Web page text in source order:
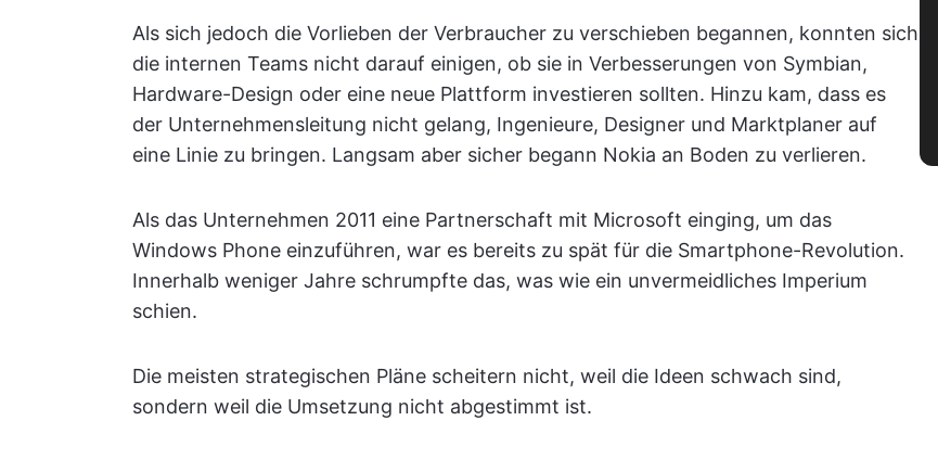
Als sich jedoch die Vorlieben der Verbraucher zu verschieben begannen, konnten sich
die internen Teams nicht darauf einigen, ob sie in Verbesserungen von Symbian,
Hardware-Design oder eine neue Plattform investieren sollten. Hinzu kam, dass es
der Unternehmensleitung nicht gelang, Ingenieure, Designer und Marktplaner auf
eine Linie zu bringen. Langsam aber sicher begann Nokia an Boden zu verlieren.
Als das Unternehmen 2011 eine Partnerschaft mit Microsoft einging, um das
Windows Phone einzuführen, war es bereits zu spät für die Smartphone-Revolution.
Innerhalb weniger Jahre schrumpfte das, was wie ein unvermeidliches Imperium
schien.
Die meisten strategischen Pläne scheitern nicht, weil die Ideen schwach sind,
sondern weil die Umsetzung nicht abgestimmt ist.